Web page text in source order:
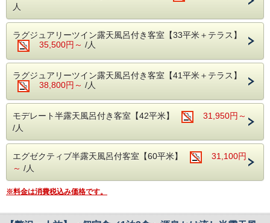
こちらのプランは、小学生以下のお子様と一緒のご家族が対
大人様のみのご予約は承っておりませんので、予めご了承下
さい。
好みの焼き加減でお召し上がり頂けます。
そのほか、近海で獲れた魚介を中心とした新鮮なお刺身など
料理人こだわりのお料理が並びます。
〆は、富嶽はなぶさ名物、本山葵をすりおろしてご飯に乗せ
て頂く、「いずまぶし」をお楽しみください。
お肉はもちろんですが、海の幸、伊豆の山の幸も存分にお楽
しみ頂けます。
※ご夕食「A5和牛会席」のボリューム★★★★☆
【ご朝食】15種類の小鉢、郷土料理「国清汁」、鯵の干
「ちょっとずつを沢山」お召し上がりいただく和定食です。
【温泉】
アルカリ性単純泉で肌に優しい温泉です。
記念日を演出するオプションもご用意しております。
人
ラグジュアリーツイン露天風呂付き客室【33平米＋テラス】
35,500円～ /人
ラグジュアリーツイン露天風呂付き客室【41平米＋テラス】
38,800円～ /人
モデレート半露天風呂付き客室【42平米】
31,950円～
/人
エグゼクティブ半露天風呂付客室【60平米】
31,100円
～ /人
※料金は消費税込み価格です。